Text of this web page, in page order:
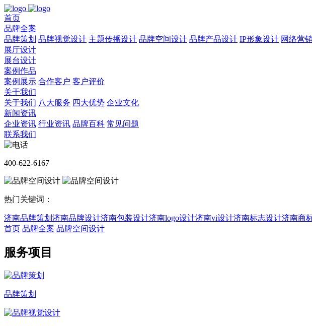
首页
品牌全案
品牌策划 品牌视觉设计 主题传播设计 品牌空间设计 品牌产品设计 IP形象设计 网络营
展厅设计
展台设计
案例作品
案例展示 合作客户 客户评价
关于我们
关于我们 八大服务 四大优势 企业文化
新闻资讯
企业资讯 行业资讯 品牌百科 常见问题
联系我们
400-622-6167
热门关键词：
济南品牌策划 济南品牌设计济南包装设计济南logo设计济南vi设计济南标志设计济南商
首页 品牌全案 品牌空间设计
服务项目
品牌策划